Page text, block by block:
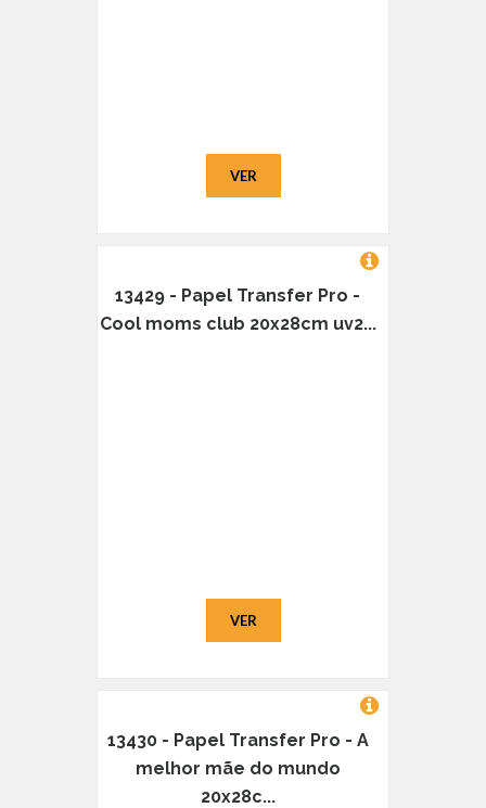
VER
13429 - Papel Transfer Pro -
Cool moms club 20x28cm uv2...
VER
13430 - Papel Transfer Pro - A
melhor mãe do mundo
20x28c...